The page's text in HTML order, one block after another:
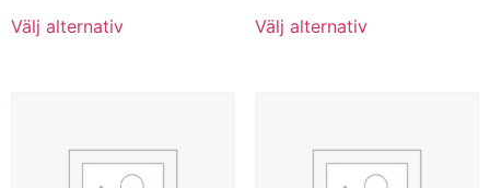
Välj alternativ Välj alternativ